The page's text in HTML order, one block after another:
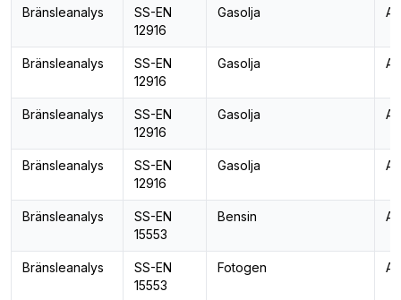
Bränsleanalys
SS-EN
12916
Gasolja
Bränsleanalys
SS-EN
12916
Gasolja
Bränsleanalys
SS-EN
12916
Gasolja
Bränsleanalys
SS-EN
12916
Gasolja
Bränsleanalys
SS-EN
15553
Bensin
Bränsleanalys
SS-EN
15553
Fotogen